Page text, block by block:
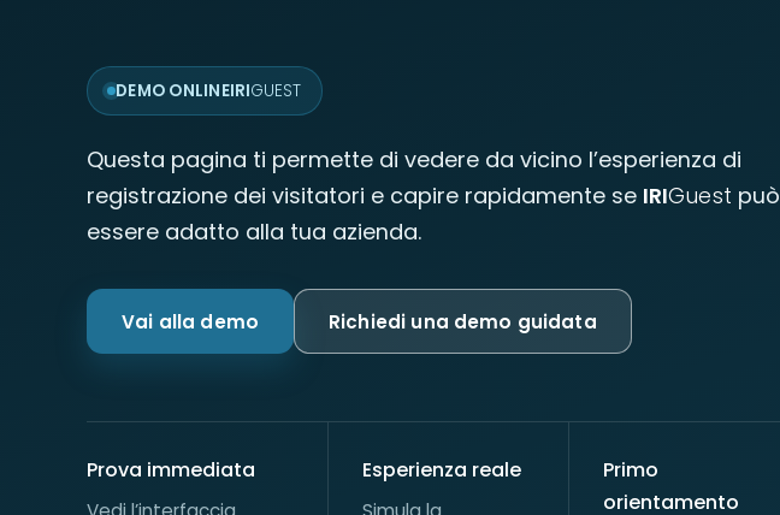
DEMO ONLINEIRIGUEST
Questa pagina ti permette di vedere da vicino l’esperienza di
registrazione dei visitatori e capire rapidamente se IRIGuest può
essere adatto alla tua azienda.
Vai alla demo Richiedi una demo guidata
Prova immediata Esperienza reale
Primo
orientamento